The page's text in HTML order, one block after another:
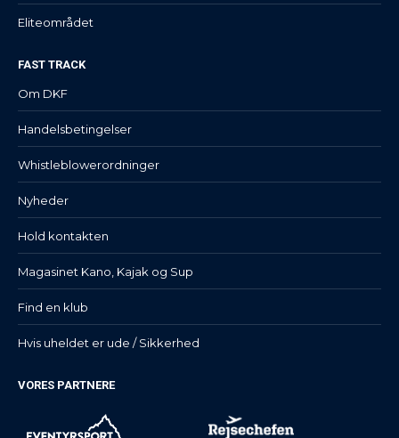
Eliteområdet
FAST TRACK
Om DKF
Handelsbetingelser
Whistleblowerordninger
Nyheder
Hold kontakten
Magasinet Kano, Kajak og Sup
Find en klub
Hvis uheldet er ude / Sikkerhed
VORES PARTNERE